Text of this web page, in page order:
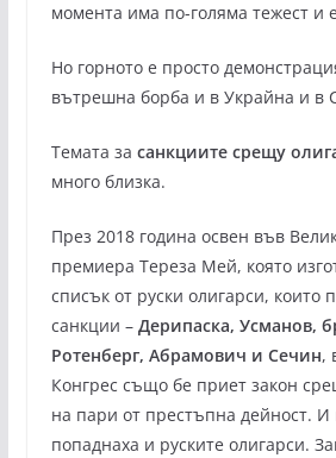
момента има по-голяма тежест и
Но горното е просто
вътрешна борба и в Украйна и в
Темата за санкциите срещу
много близка.
През 2018 година освен във
премиера Тереза Мей, която
списък от руски олигарси, които
санкции – Дерипаска, Усманов,
Ротенберг, Абрамович и Сечин,
Конгрес също бе приет закон
на пари от престъпна дейност. И
попаднаха и руските олигарси.